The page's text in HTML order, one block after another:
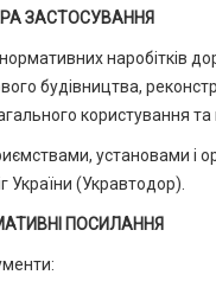
ЗАСТОСУВАННЯ
наробітків
будівництва,
користування та
установами і
України (Укравтодор).
ПОСИЛАННЯ